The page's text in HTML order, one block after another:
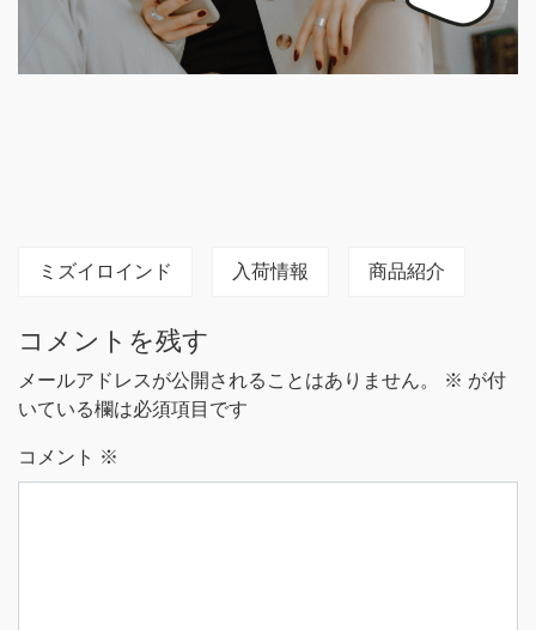
ミズイロインド 入荷情報 商品紹介
コメントを残す
メールアドレスが公開されることはありません。 ※ が付
いている欄は必須項目です
コメント ※